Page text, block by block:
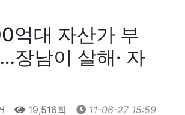
억대 자산가 부
장남이 살해· 자
19,516회 11-06-27 15:59